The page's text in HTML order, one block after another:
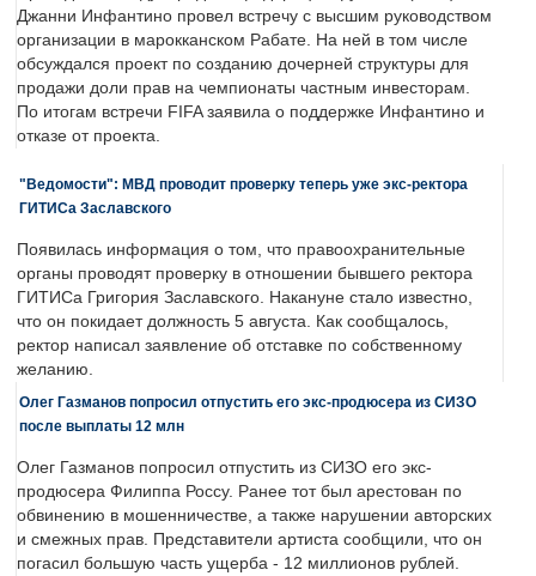
Джанни Инфантино провел встречу с высшим руководством
организации в марокканском Рабате. На ней в том числе
обсуждался проект по созданию дочерней структуры для
продажи доли прав на чемпионаты частным инвесторам.
По итогам встречи FIFA заявила о поддержке Инфантино и
отказе от проекта.
"Ведомости": МВД проводит проверку теперь уже экс-ректора
ГИТИСа Заславского
Появилась информация о том, что правоохранительные
органы проводят проверку в отношении бывшего ректора
ГИТИСа Григория Заславского. Накануне стало известно,
что он покидает должность 5 августа. Как сообщалось,
ректор написал заявление об отставке по собственному
желанию.
Олег Газманов попросил отпустить его экс-продюсера из СИЗО
после выплаты 12 млн
Олег Газманов попросил отпустить из СИЗО его экс-
продюсера Филиппа Россу. Ранее тот был арестован по
обвинению в мошенничестве, а также нарушении авторских
и смежных прав. Представители артиста сообщили, что он
погасил большую часть ущерба - 12 миллионов рублей.